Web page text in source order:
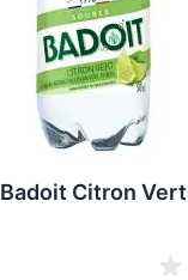
Badoit Citron Vert